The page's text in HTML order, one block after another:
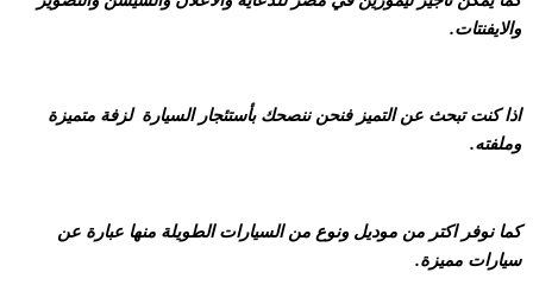
والايفنتات.
اذا كنت تبحث عن التميز فنحن ننصحك بأستئجار السيارة لزفة متميزة
وملفته.
كما نوفر اكتر من موديل ونوع من السيارات الطويلة منها عبارة عن
سيارات مميزة.